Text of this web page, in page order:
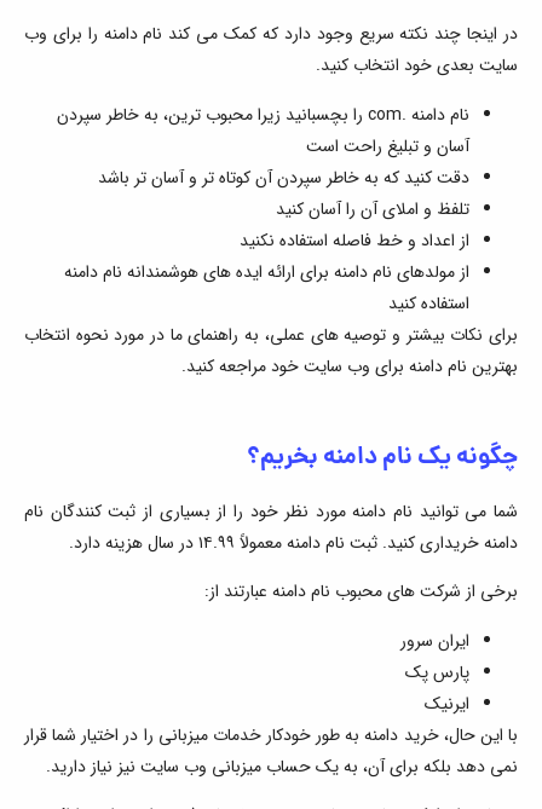
در اینجا چند نکته سریع وجود دارد که کمک می کند نام دامنه را برای وب
سایت بعدی خود انتخاب کنید.
نام دامنه .com را بچسبانید زیرا محبوب ترین، به خاطر سپردن
آسان و تبلیغ راحت است
دقت کنید که به خاطر سپردن آن کوتاه تر و آسان تر باشد
تلفظ و املای آن را آسان کنید
از اعداد و خط فاصله استفاده نکنید
از مولدهای نام دامنه برای ارائه ایده های هوشمندانه نام دامنه
استفاده کنید
برای نکات بیشتر و توصیه های عملی، به راهنمای ما در مورد نحوه انتخاب
بهترین نام دامنه برای وب سایت خود مراجعه کنید.
چگونه یک نام دامنه بخریم؟
شما می توانید نام دامنه مورد نظر خود را از بسیاری از ثبت کنندگان نام
دامنه خریداری کنید. ثبت نام دامنه معمولاً ۱۴.۹۹ در سال هزینه دارد.
برخی از شرکت های محبوب نام دامنه عبارتند از:
ایران سرور
پارس پک
ایرنیک
با این حال، خرید دامنه به طور خودکار خدمات میزبانی را در اختیار شما قرار
نمی دهد بلکه برای آن، به یک حساب میزبانی وب سایت نیز نیاز دارید.